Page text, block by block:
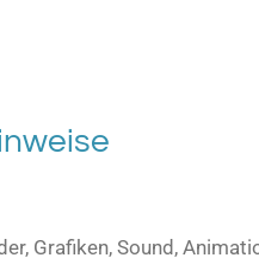
Grafiken, Sound,